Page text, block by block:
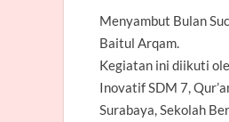
Menyambut Bulan
Baitul Arqam.
Kegiatan ini diikuti
Inovatif SDM 7,
Surabaya, Sekolah